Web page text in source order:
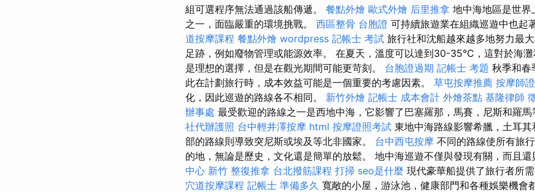
組可選程序無法通過該船傳遞。 餐點外燴 歐式外燴 后里推拿 地中海地區是世
之一，面臨嚴重的環境挑戰。 西區整骨 台胞證 可持續旅遊業在組織巡遊中也起
道按摩課程 餐點外燴 wordpress 記帳士 考試 旅行社和沈船越來越多地努力最
足跡，例如廢物管理或能源效率。 在夏天，溫度可以達到30-35°C，這對於海
是理想的選擇，但是在觀光期間可能更苛刻。 台胞證過期 記帳士 考題 秋季和春
此在計劃旅行時，成本效益可能是一個重要的考慮因素。 草屯按摩推薦 按摩師
化，因此巡遊的路線各不相同。 新竹外燴 記帳士 成本會計 外燴茶點 基隆律師
辦事處 最受歡迎的路線之一是西地中海，它影響了巴塞羅那，馬賽，尼斯和羅馬
社代辦護照 台中輕井澤按摩 html 按摩證照考試 東地中海路線影響希臘，土耳
部的路線則導致突尼斯或埃及等北非國家。 台中西屯按摩 不同的路線使所有旅
的地，無論是歷史，文化還是簡單的放鬆。 地中海巡遊不僅與發現有關，而且還
中心 新竹 整復推拿 台北撥筋課程 打掃 seo是什麼 現代豪華船提供了旅行者所
穴道按摩課程 記帳士 準備多久 寬敞的小屋，游泳池，健康部門和各種娛樂機會